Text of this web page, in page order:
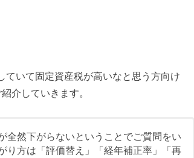
いて固定資産税が高いなと思う方向け
介していきます。
全然下がらないということでご質問をい
り方は「評価替え」「経年補正率」「再